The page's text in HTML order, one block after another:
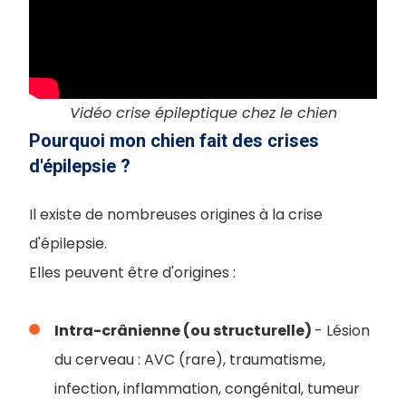
Vidéo crise épileptique chez le chien
Pourquoi mon chien fait des crises
d'épilepsie ?
Il existe de nombreuses origines à la crise
d'épilepsie.
Elles peuvent être d'origines :
Intra-crânienne (ou structurelle) - Lésion
du cerveau : AVC (rare), traumatisme,
infection, inflammation, congénital, tumeur